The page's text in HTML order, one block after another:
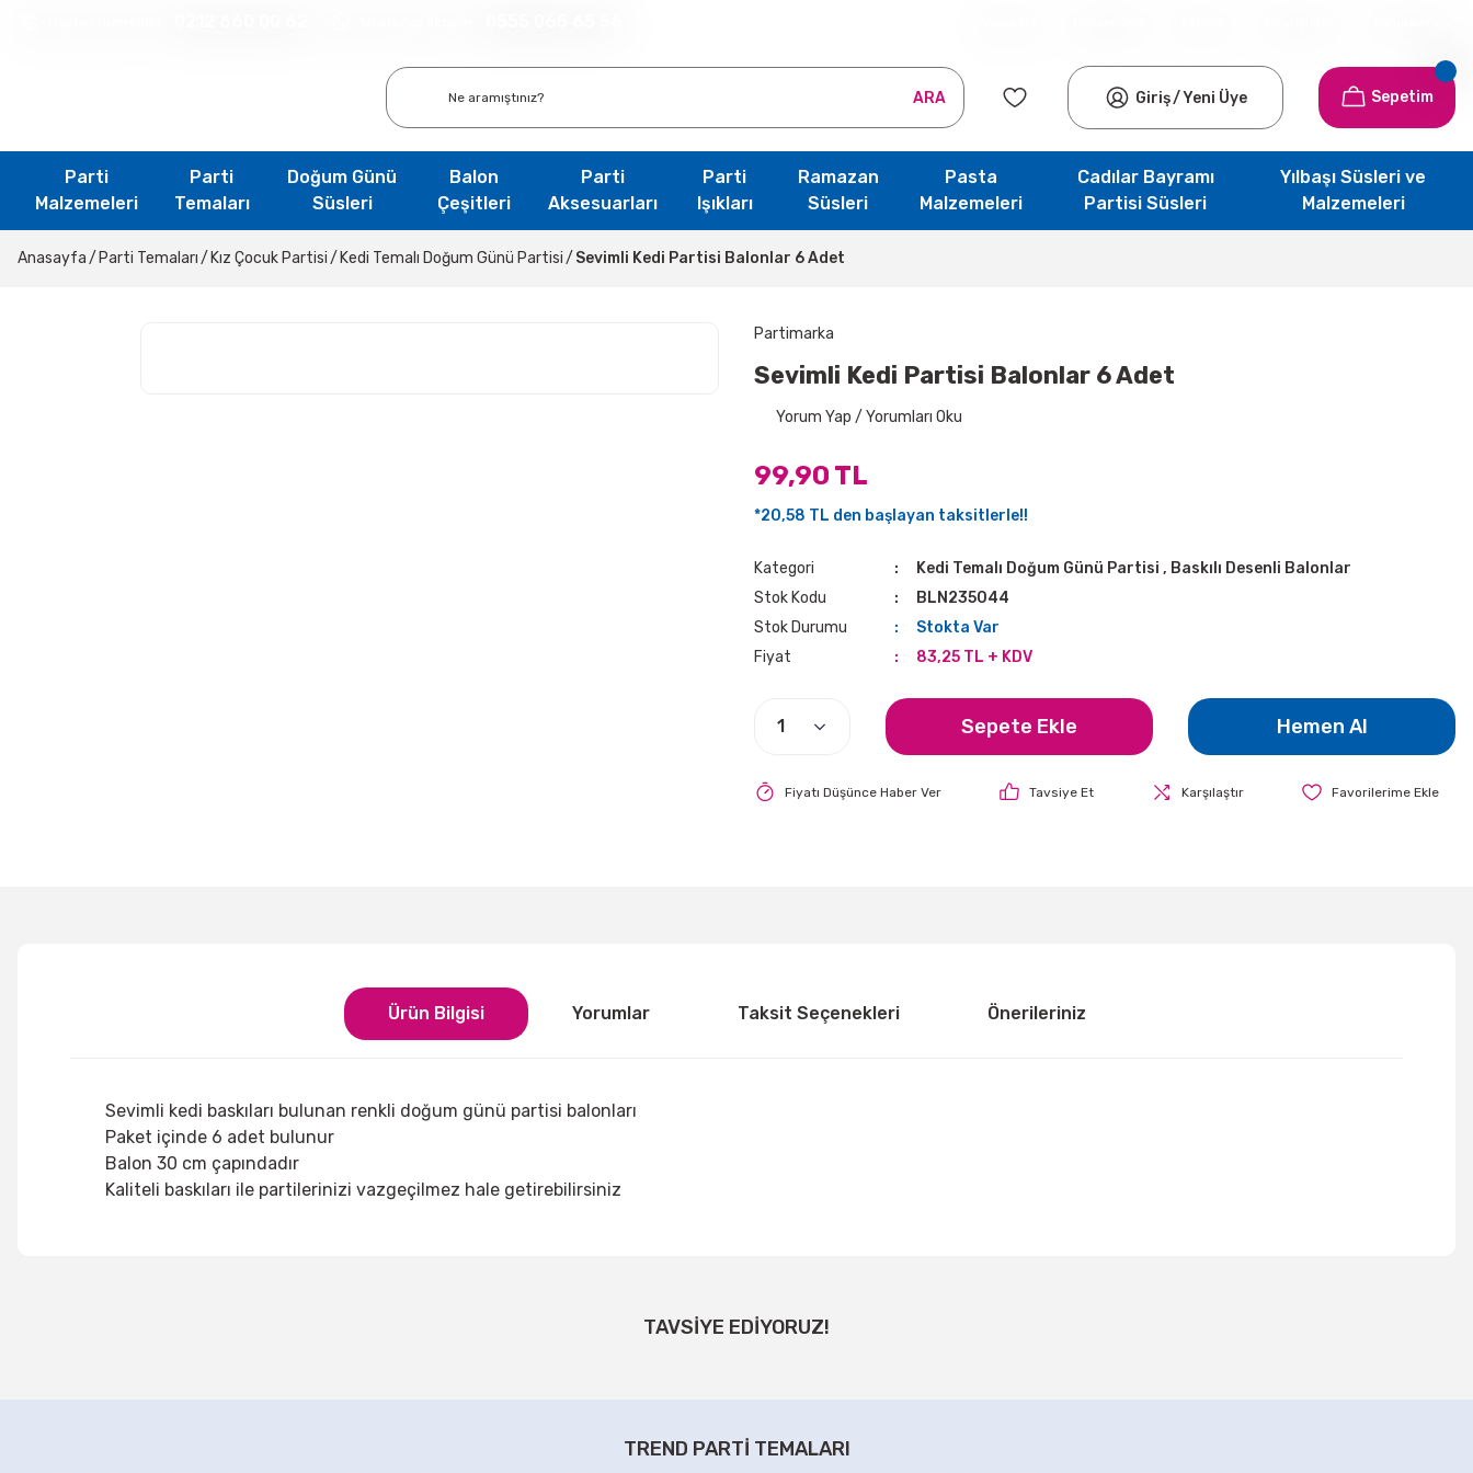
ARA Giriş/Yeni Üye Sepetim
Parti
Malzemeleri
Parti
Temaları
Doğum Günü
Süsleri
Balon
Çeşitleri
Parti
Aksesuarları
Parti
Işıkları
Ramazan
Süsleri
Pasta
Malzemeleri
Cadılar Bayramı
Partisi Süsleri
Yılbaşı Süsleri ve
Malzemeleri
Anasayfa Parti Temaları Kız Çocuk Partisi Kedi Temalı Doğum Günü Partisi Sevimli Kedi Partisi Balonlar 6 Adet
Partimarka
Sevimli Kedi Partisi Balonlar 6 Adet
Yorum Yap / Yorumları Oku
99,90 TL
*20,58 TL den başlayan taksitlerle!!
Kategori Kedi Temalı Doğum Günü Partisi , Baskılı Desenli Balonlar
Stok Kodu
BLN235044
Stok Durumu
Stokta Var
Fiyat
83,25 TL + KDV
Sepete Ekle Hemen Al
Fiyatı Düşünce Haber Ver Tavsiye Et Karşılaştır
Ürün Bilgisi Yorumlar Taksit Seçenekleri Önerileriniz
Sevimli kedi baskıları bulunan renkli doğum günü partisi balonları
Paket içinde 6 adet bulunur
Balon 30 cm çapındadır
Kaliteli baskıları ile partilerinizi vazgeçilmez hale getirebilirsiniz
Bu ürüne ilk yorumu siz yapın!
TAVSİYE EDİYORUZ!
70,00 TL
TREND PARTİ TEMALARI